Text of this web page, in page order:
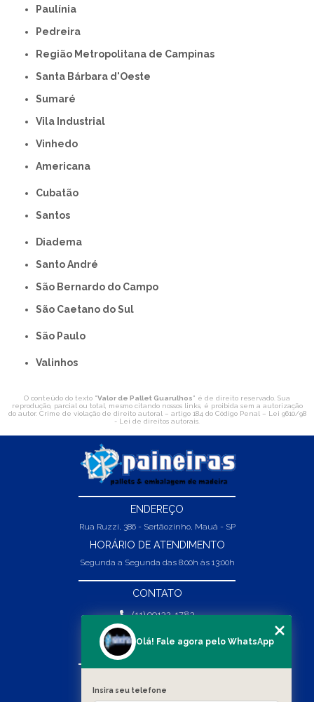
Paulínia
Pedreira
Região Metropolitana de Campinas
Santa Bárbara d'Oeste
Sumaré
Vila Industrial
Vinhedo
americana
Cubatão
Santos
Diadema
Santo André
São Bernardo do Campo
São Caetano do Sul
São Paulo
Valinhos
O conteúdo do texto "Valor de Pallet Guarulhos" é de direito reservado. Sua
reprodução, parcial ou total, mesmo citando nossos links, é proibida sem a autorização
do autor. Crime de violação de direito autoral – artigo 184 do Código Penal – Lei 9610/98
- Lei de direitos autorais.
ENDEREÇO
Rua Ruzzi, 386 - Sertãozinho, Mauá - SP
HORÁRIO DE ATENDIMENTO
Segunda a Segunda das 8:00h às 13:00h
CONTATO
(11) 99132-1783
(11) 99132-1783
vendas@abpaineiras.com.br
Olá! Fale agora pelo WhatsApp
Insira seu telefone